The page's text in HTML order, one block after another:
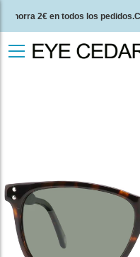
Ahorra 2€ en todos los
2 años de garantía de calidad y